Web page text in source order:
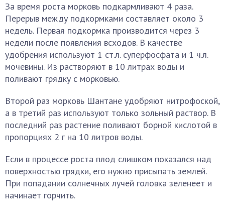
За время роста морковь подкармливают 4 раза.
Перерыв между подкормками составляет около 3
недель. Первая подкормка производится через 3
недели после появления всходов. В качестве
удобрения используют 1 ст.л. суперфосфата и 1 ч.л.
мочевины. Из растворяют в 10 литрах воды и
поливают грядку с морковью.
Второй раз морковь Шантане удобряют нитрофоской,
а в третий раз используют только зольный раствор. В
последний раз растение поливают борной кислотой в
пропорциях 2 г на 10 литров воды.
Если в процессе роста плод слишком показался над
поверхностью грядки, его нужно присыпать землей.
При попадании солнечных лучей головка зеленеет и
начинает горчить.